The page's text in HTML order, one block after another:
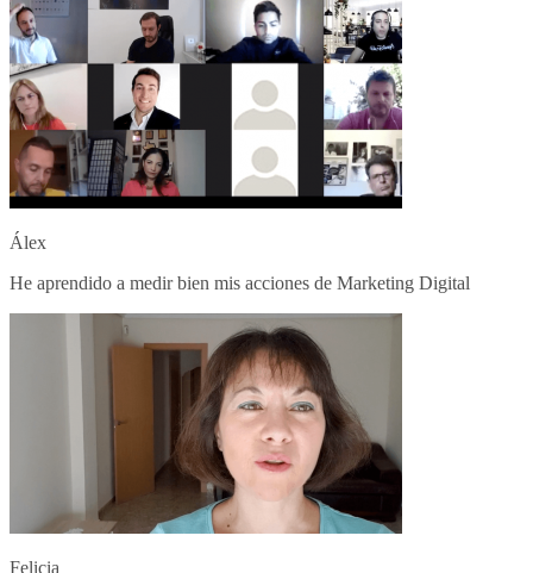
Álex
He aprendido a medir bien mis acciones de Marketing Digital
Felicia